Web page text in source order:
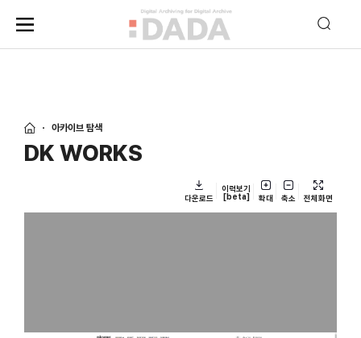
아카이브 탐색
DK WORKS
다운로드
이력보기
[beta]
확대 축소 전체화면